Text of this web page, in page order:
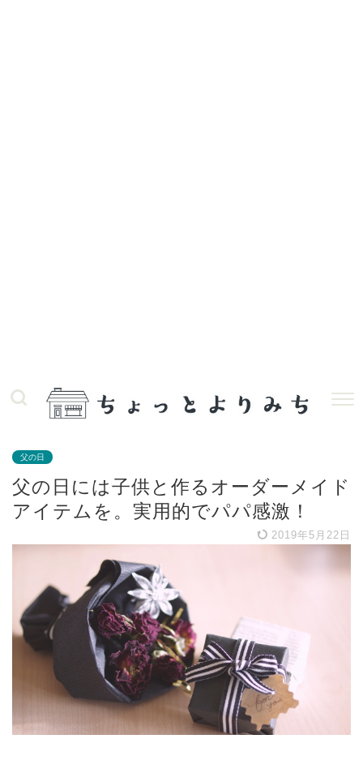
父の日
父の日には子供と作るオーダーメイド
アイテムを。実用的でパパ感激！
2019年5月22日